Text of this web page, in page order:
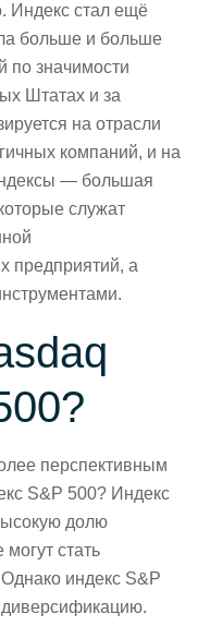
Индекс стал ещё
больше и больше
по значимости
Штатах и за
на отрасли
компаний, и на
— большая
служат
предприятий, а
перспективным
S&P 500? Индекс
долю
стать
индекс S&P